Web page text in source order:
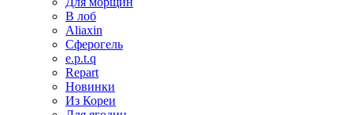
В лоб
Aliaxin
Сферогель
e.p.t.q
Repart
Новинки
Из Кореи